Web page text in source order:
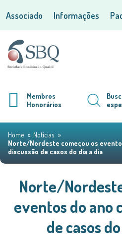
Associado Informações
Membros
Honorários
Home
Notícias
Norte/Nordeste começou os
discussão de casos do dia a dia
Norte/
eventos do ano
de casos